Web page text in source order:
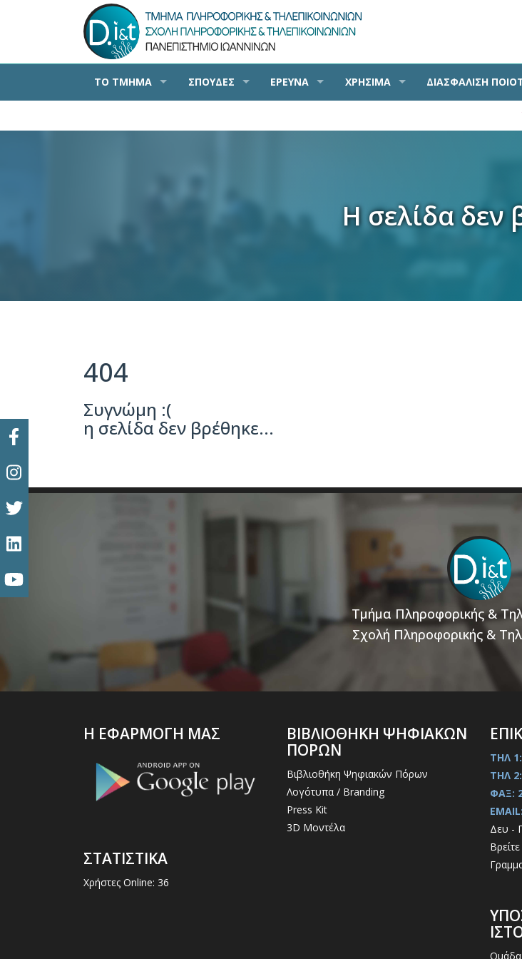
ΤΟ ΤΜΗΜΑ ΣΠΟΥΔΕΣ ΕΡΕΥΝΑ ΧΡΗΣΙΜΑ ΔΙΑΣΦΑΛΙΣΗ
Η σελίδα δεν
404
Συγνώμη :(
η σελίδα δεν βρέθηκε...
Τμήμα Πληροφορικής &
Σχολή Πληροφορικής &
Η ΕΦΑΡΜΟΓΗ ΜΑΣ
ΣΤΑΤΙΣΤΙΚΑ
Χρήστες Online: 36
ΒΙΒΛΙΟΘΗΚΗ ΨΗΦΙΑΚΩΝ
ΠΟΡΩΝ
Βιβλιοθήκη Ψηφιακών Πόρων
Λογότυπα / Branding
Press Kit
3D Μοντέλα
ΤΗΛ
ΤΗΛ
ΦΑΞ:
Δευ -
Ομάδα